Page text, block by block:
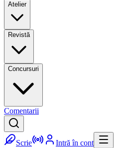
Atelier
Revistă
Concursuri
Comentarii
Scrie Intră în cont